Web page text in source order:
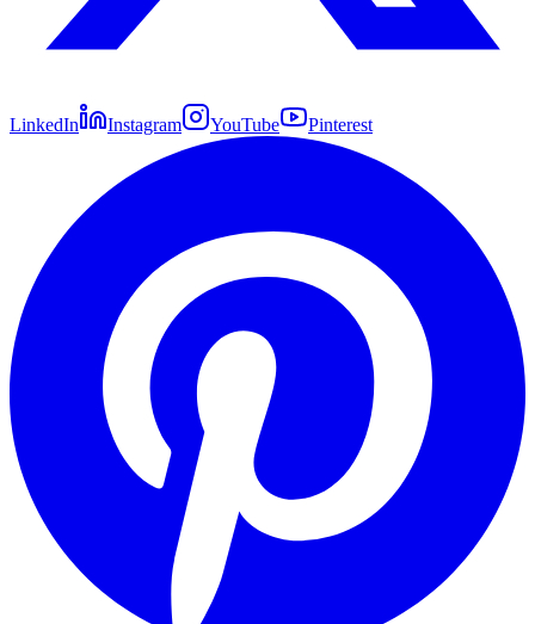
LinkedIn Instagram YouTube Pinterest